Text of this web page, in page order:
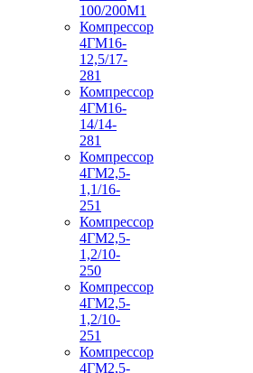
100/200М1
Компрессор
4ГМ16-
12,5/17-
281
Компрессор
4ГМ16-
14/14-
281
Компрессор
4ГМ2,5-
1,1/16-
251
Компрессор
4ГМ2,5-
1,2/10-
250
Компрессор
4ГМ2,5-
1,2/10-
251
Компрессор
4ГМ2,5-